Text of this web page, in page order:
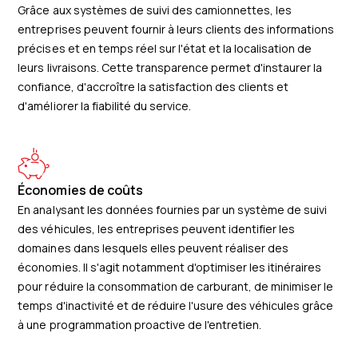
Grâce aux systèmes de suivi des camionnettes, les
entreprises peuvent fournir à leurs clients des informations
précises et en temps réel sur l'état et la localisation de
leurs livraisons. Cette transparence permet d'instaurer la
confiance, d'accroître la satisfaction des clients et
d'améliorer la fiabilité du service.
Économies de coûts
En analysant les données fournies par un système de suivi
des véhicules, les entreprises peuvent identifier les
domaines dans lesquels elles peuvent réaliser des
économies. Il s'agit notamment d'optimiser les itinéraires
pour réduire la consommation de carburant, de minimiser le
temps d'inactivité et de réduire l'usure des véhicules grâce
à une programmation proactive de l'entretien.